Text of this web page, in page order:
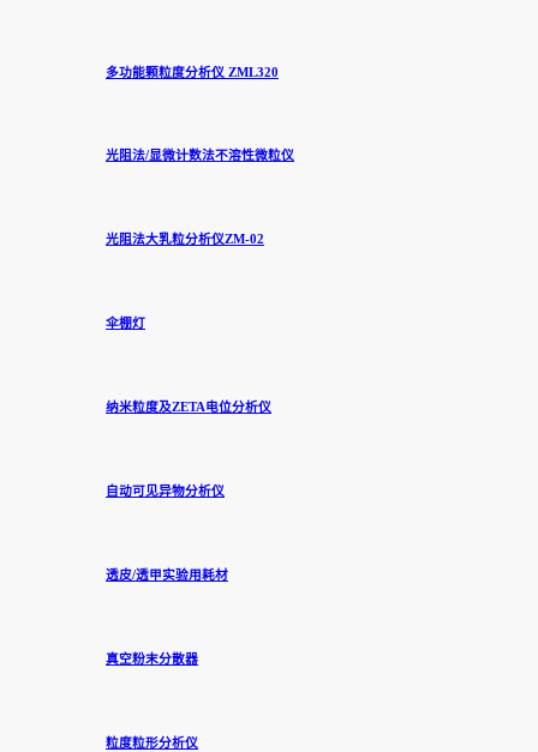
多功能颗粒度分析仪 ZML320
光阻法/显微计数法不溶性微粒仪
光阻法大乳粒分析仪ZM-02
伞棚灯
纳米粒度及ZETA电位分析仪
自动可见异物分析仪
透皮/透甲实验用耗材
真空粉末分散器
粒度粒形分析仪